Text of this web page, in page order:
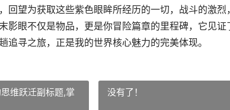
回望为获取这些紫色眼眸所经历的一切，战斗的激
影眼不仅是物品，更是你冒险篇章的里程碑，它见
追寻之旅，正是我的世界核心魅力的完美体现。
维跃迁副标题,掌
没有了！